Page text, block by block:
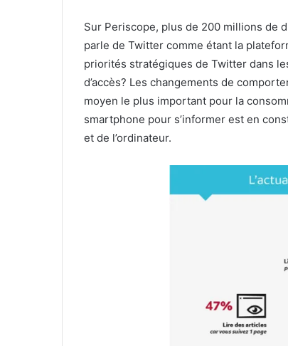
Sur Periscope, plus de 200 millions de
parle de Twitter comme étant la
priorités stratégiques de Twitter dans
d’accès? Les changements de
moyen le plus important pour la
smartphone pour s’informer est en
et de l’ordinateur.